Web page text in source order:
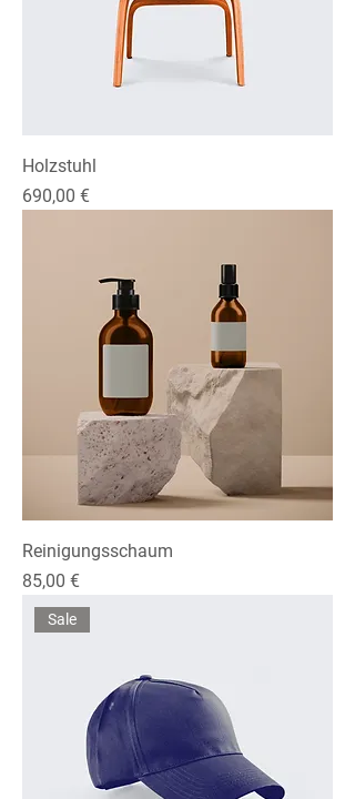
Holzstuhl
Preis
690,00 €
Reinigungsschaum
Preis
85,00 €
Sale